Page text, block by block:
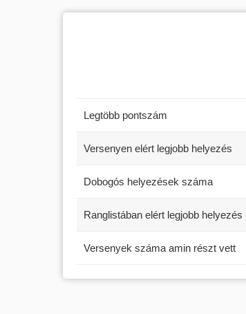
Legtöbb pontszám
Versenyen elért legjobb helyezés
Dobogós helyezések száma
Ranglistában elért legjobb helyezés
Versenyek száma amin részt vett